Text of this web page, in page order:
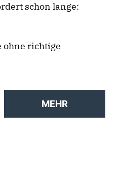
schon lange:
ohne richtige
MEHR